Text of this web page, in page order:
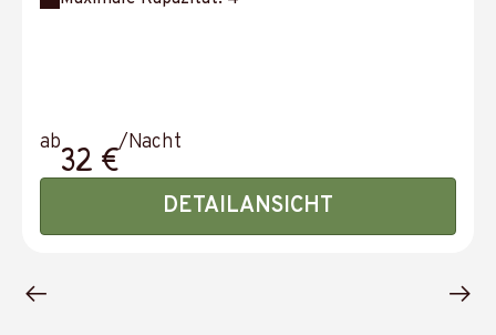
ab32 €/Nacht
DETAILANSICHT